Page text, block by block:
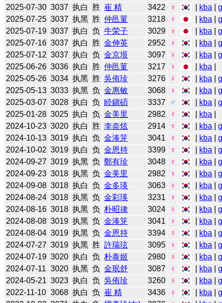
2025-07-30 3037 执白 胜 崔 精 3422 ♀ kba |
2025-07-25 3037 执黑 胜 仲邑菫 3218 ♀ kba |
2025-07-19 3037 执白 负 牛荣子 3029 ♀ kba |
2025-07-16 3037 执白 胜 金伸英 2952 ♀ kba |
2025-07-12 3037 执白 负 金京垠 3097 ♀ kba |
2025-06-26 3036 执白 胜 仲邑菫 3217 ♀ kba
2025-05-26 3034 执黑 胜 吳侑珍 3276 ♀ kba |
2025-05-13 3033 执黑 负 金惠敏 3068 ♀ kba |
2025-03-07 3028 执白 负 睦鎭碩 3337 ♂ kba |
2025-01-28 3025 执白 负 金美里 2982 ♀ kba
2024-10-23 3020 执白 胜 李奈炫 2914 ♀ kba |
2024-10-13 3019 执白 负 金湊笌 3041 ♀ kba |
2024-10-02 3019 执白 负 金恩持 3399 ♀ kba |
2024-09-27 3019 执黑 负 鄭有珍 3048 ♀ kba |
2024-09-23 3018 执黑 负 金美里 2982 ♀ kba |
2024-09-08 3018 执白 负 金多瑛 3063 ♀ kba |
2024-08-24 3018 执黑 负 金彩瑛 3231 ♀ kba |
2024-08-16 3018 执黑 负 朴昭律 3024 ♀ kba |
2024-08-08 3019 执黑 负 金湊笌 3041 ♀ kba |
2024-08-04 3019 执黑 负 金恩持 3394 ♀ kba |
2024-07-27 3019 执黑 胜 許瑞玹 3095 ♀ kba |
2024-07-19 3020 执白 负 朴泰姬 2980 ♀ kba |
2024-07-11 3020 执黑 负 金珉舒 3087 ♀ kba |
2024-05-21 3023 执白 负 吳侑珍 3260 ♀ kba |
2022-11-10 3068 执白 负 崔 精 3436 ♀ kba |